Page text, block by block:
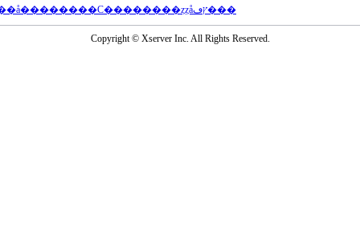
���å��������С��������ȥȥåץڡ���
Copyright © Xserver Inc. All Rights Reserved.